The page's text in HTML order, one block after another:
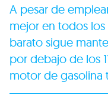
A pesar de
mejor en todos los
barato sigue
por debajo de los
motor de gasolina